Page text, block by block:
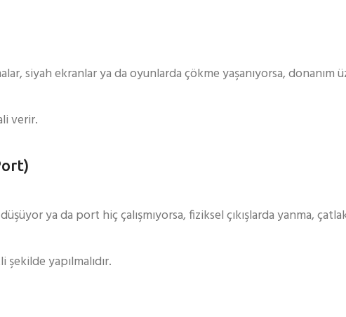
siyah ekranlar ya da oyunlarda çökme yaşanıyorsa, donanım
verir.
ya da port hiç çalışmıyorsa, fiziksel çıkışlarda yanma,
yapılmalıdır.